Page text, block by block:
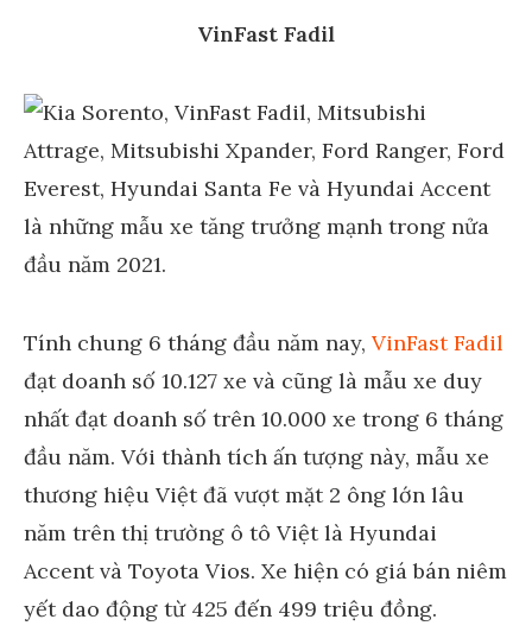
VinFast Fadil
Tính chung 6 tháng đầu năm nay, VinFast Fadil
đạt doanh số 10.127 xe và cũng là mẫu xe duy
nhất đạt doanh số trên 10.000 xe trong 6 tháng
đầu năm. Với thành tích ấn tượng này, mẫu xe
thương hiệu Việt đã vượt mặt 2 ông lớn lâu
năm trên thị trường ô tô Việt là Hyundai
Accent và Toyota Vios. Xe hiện có giá bán niêm
yết dao động từ 425 đến 499 triệu đồng.